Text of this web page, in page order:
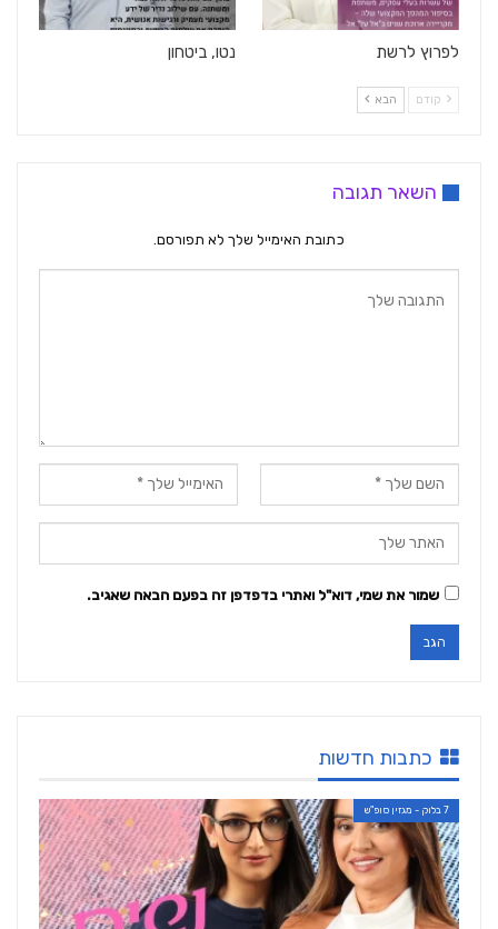
לפרוץ לרשת נטו, ביטחון
קודם הבא
השאר תגובה
כתובת האימייל שלך לא תפורסם.
שמור את שמי, דוא"ל ואתרי בדפדפן זה בפעם הבאה שאגיב.
כתבות חדשות
7 בלוק - מגזין סופ"ש